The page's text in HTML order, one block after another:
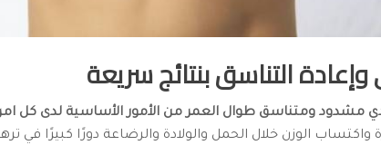
التناسق بنتائج سريعة
مشدود ومتناسق طوال العمر من الأمور الأساسية لدى كل
الوزن خلال الحمل والولادة والرضاعة دورًا كبيرًا في